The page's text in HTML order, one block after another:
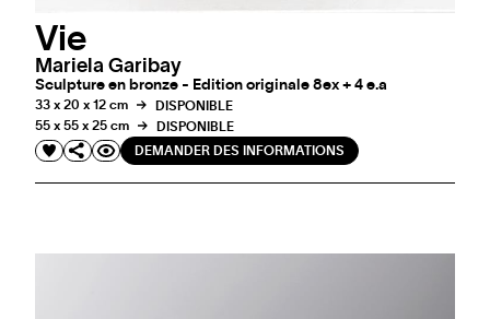
Vie
Mariela Garibay
Sculpture en bronze - Edition originale 8ex + 4 e.a
33 x 20 x 12 cm
DISPONIBLE
55 x 55 x 25 cm
DISPONIBLE
DEMANDER DES INFORMATIONS